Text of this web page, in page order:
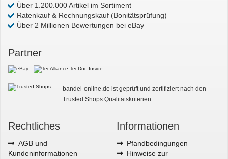
Über 1.200.000 Artikel im Sortiment
Ratenkauf & Rechnungskauf (Bonitätsprüfung)
Über 2 Millionen Bewertungen bei eBay
Partner
bandel-online.de ist geprüft und zertifiziert nach den
Trusted Shops Qualitätskriterien
Rechtliches
AGB und
Kundeninformationen
Informationen
Pfandbedingungen
Hinweise zur